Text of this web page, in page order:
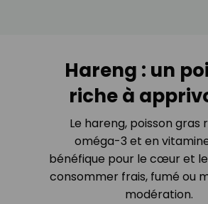
Hareng : un
riche à
Le hareng, poisson gras
oméga-3 et en
bénéfique pour le cœur et
consommer frais, fumé ou
modération.